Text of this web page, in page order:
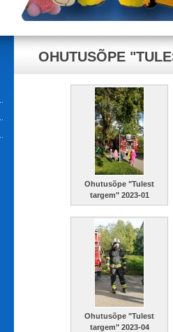
OHUTUSÕPE
Ohutusõpe "Tulest
targem" 2023-01
Ohutusõpe "Tulest
targem" 2023-04